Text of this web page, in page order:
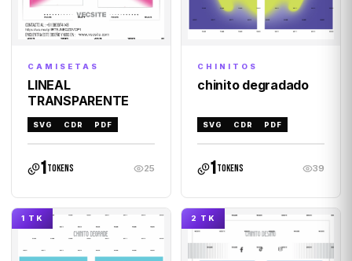
CAMISETAS
LINEAL
TRANSPARENTE
SVG CDR PDF
1tokens 25
CHINITOS
chinito degradado
SVG CDR PDF
1tokens 39
1 TK 2 TK